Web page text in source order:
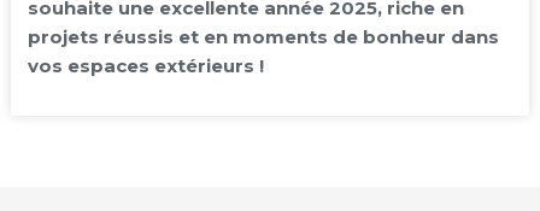
souhaite une excellente année 2025, riche en
projets réussis et en moments de bonheur dans
vos espaces extérieurs !